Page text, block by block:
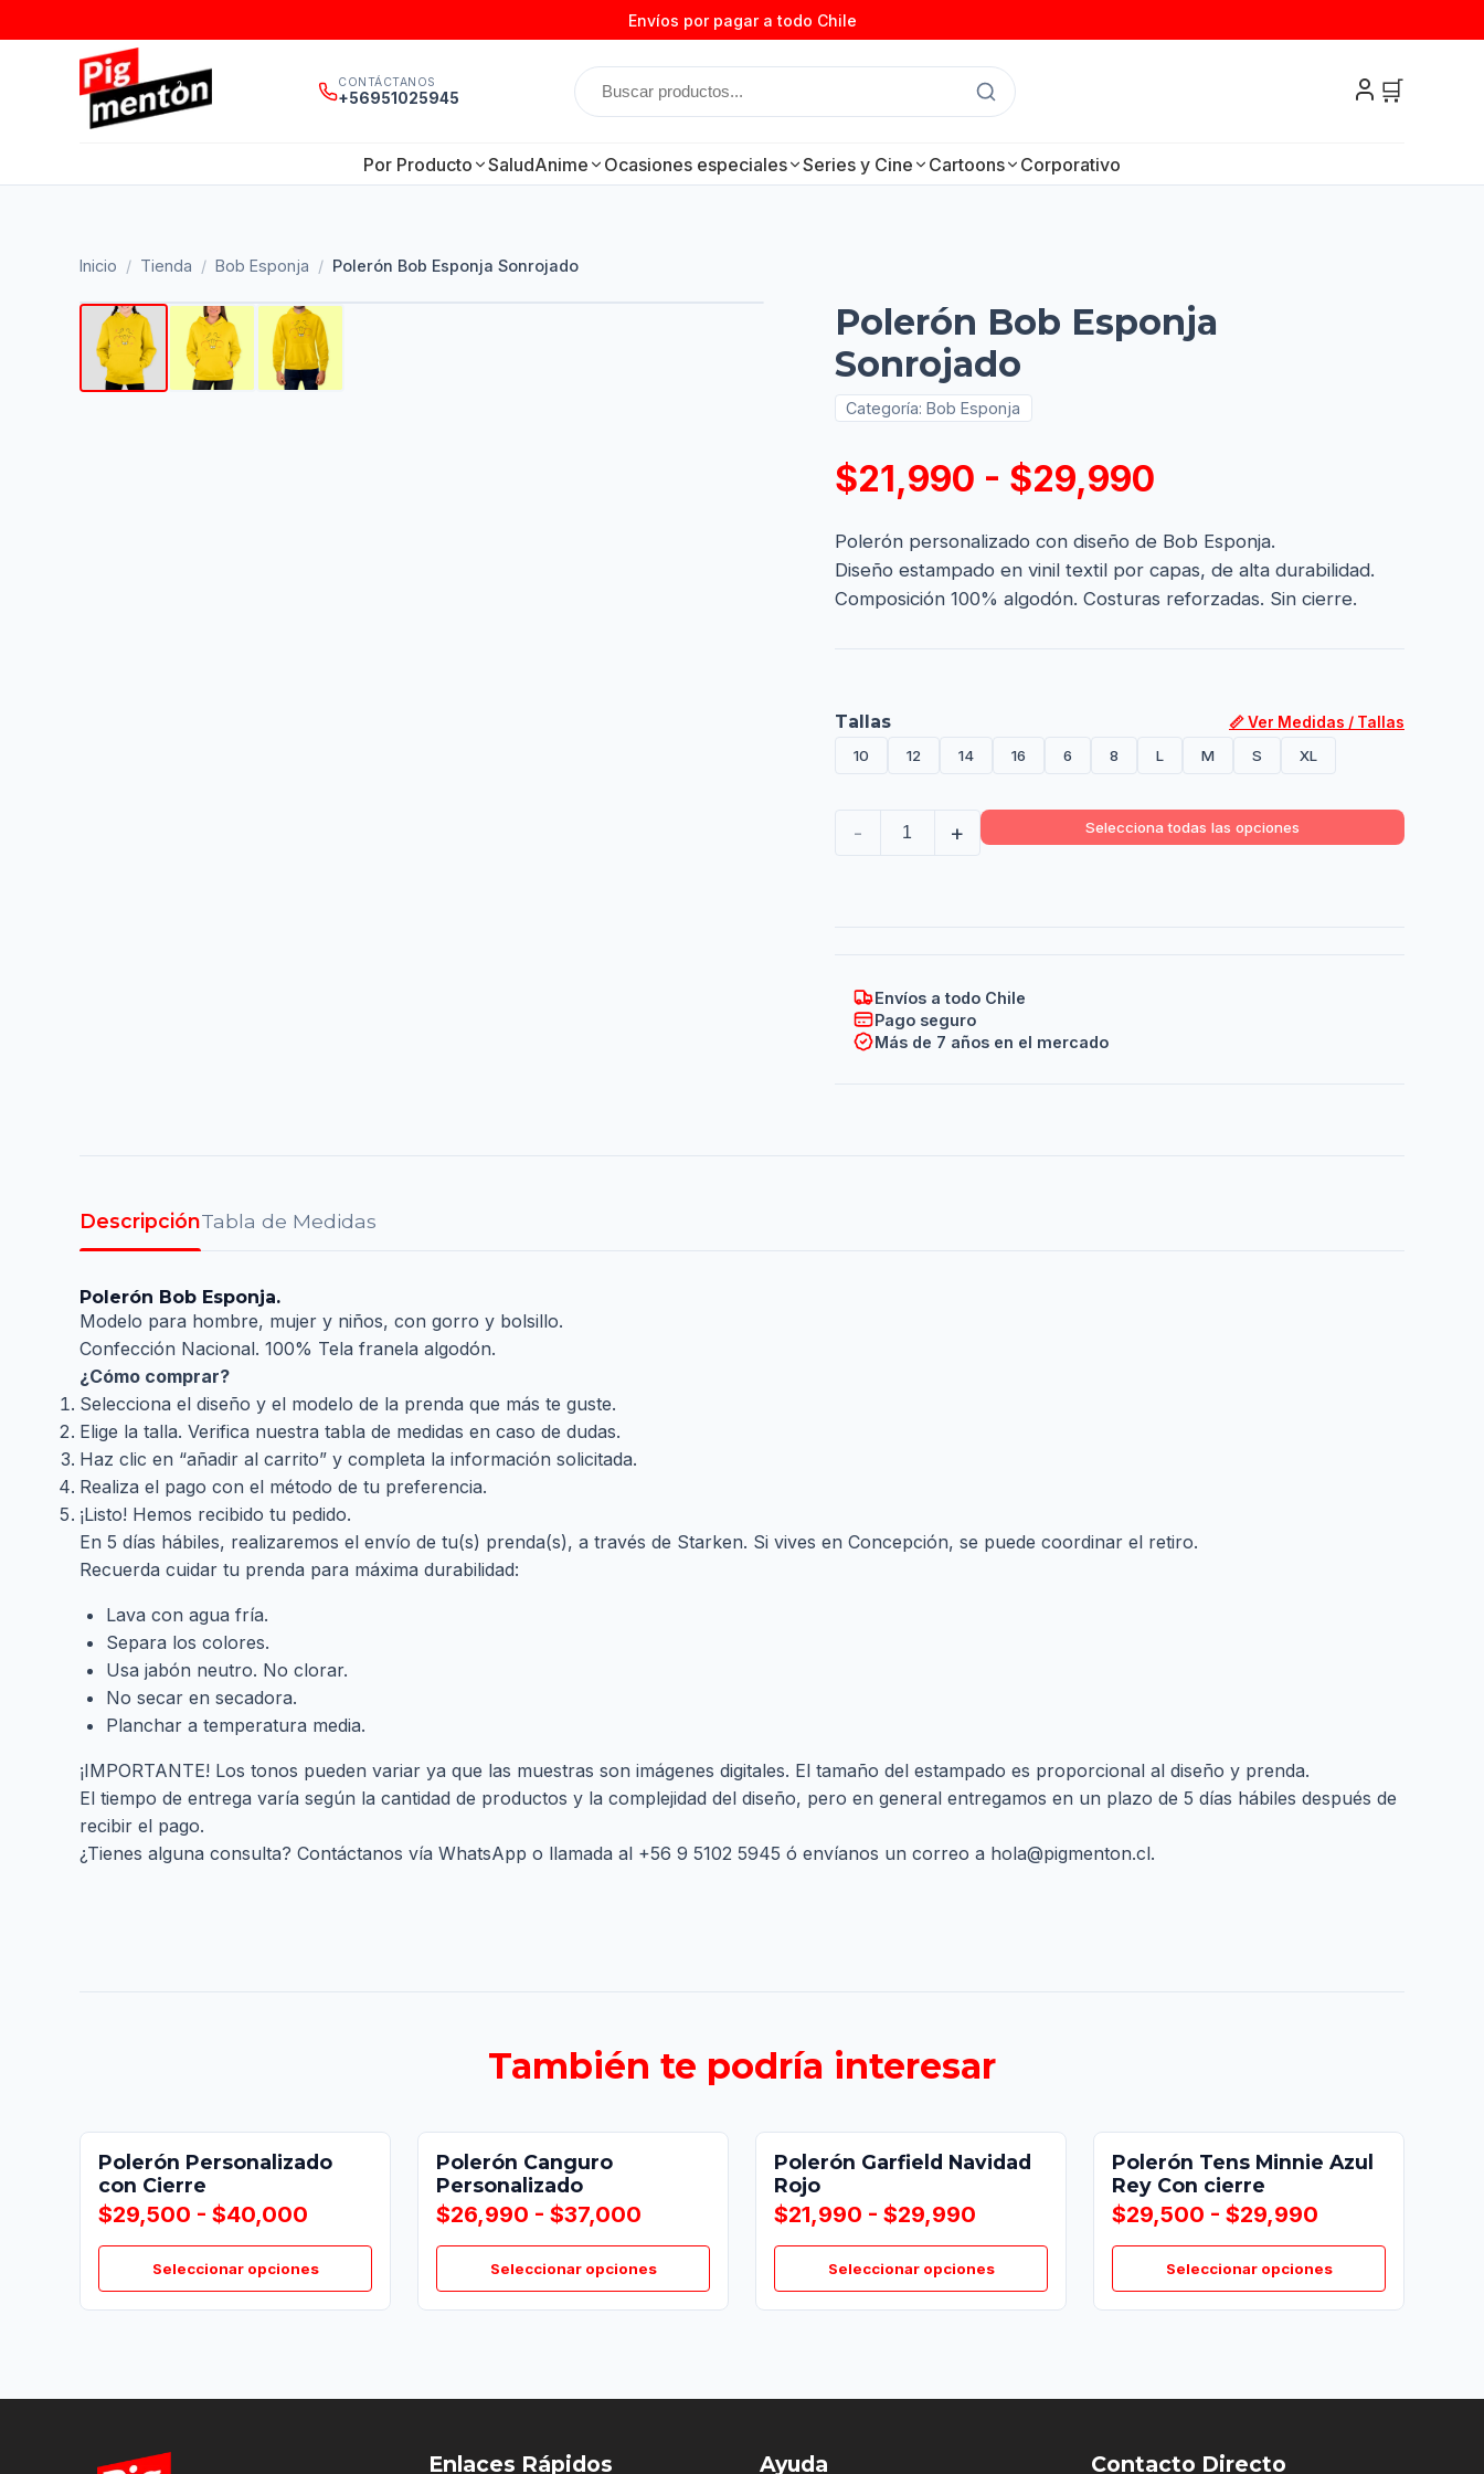
Envíos por pagar a todo Chile
CONTÁCTANOS
+56951025945 🛒
Por Producto SaludAnime Ocasiones especiales Series y Cine Cartoons Corporativo
Inicio / Tienda / Bob Esponja / Polerón Bob Esponja Sonrojado
Polerón Bob Esponja
Sonrojado
Categoría:Bob Esponja
$21,990 - $29,990
Polerón personalizado con diseño de Bob Esponja.
Diseño estampado en vinil textil por capas, de alta durabilidad.
Composición 100% algodón. Costuras reforzadas. Sin cierre.
Tallas
📏 Ver Medidas / Tallas
10
12 14 16 6 8 L M S XL
- + Selecciona todas las opciones
Envíos a todo Chile
Pago seguro
Más de 7 años en el mercado
DescripciónTabla de Medidas
Polerón Bob Esponja.
Modelo para hombre, mujer y niños, con gorro y bolsillo.
Confección Nacional. 100% Tela franela algodón.
¿Cómo comprar?
Selecciona el diseño y el modelo de la prenda que más te guste.
Elige la talla. Verifica nuestra tabla de medidas en caso de dudas.
Haz clic en “añadir al carrito” y completa la información solicitada.
Realiza el pago con el método de tu preferencia.
¡Listo! Hemos recibido tu pedido.
En 5 días hábiles, realizaremos el envío de tu(s) prenda(s), a través de Starken. Si vives en Concepción, se puede coordinar el retiro.
Recuerda cuidar tu prenda para máxima durabilidad:
Lava con agua fría.
Separa los colores.
Usa jabón neutro. No clorar.
No secar en secadora.
Planchar a temperatura media.
¡IMPORTANTE! Los tonos pueden variar ya que las muestras son imágenes digitales. El tamaño del estampado es proporcional al diseño y prenda.
El tiempo de entrega varía según la cantidad de productos y la complejidad del diseño, pero en general entregamos en un plazo de 5 días hábiles después de
recibir el pago.
¿Tienes alguna consulta? Contáctanos vía WhatsApp o llamada al +56 9 5102 5945 ó envíanos un correo a hola@pigmenton.cl.
También te podría interesar
Polerón Personalizado
con Cierre
$29,500 - $40,000
Seleccionar opciones
Polerón Canguro
Personalizado
$26,990 - $37,000
Seleccionar opciones
Polerón Garfield Navidad
Rojo
$21,990 - $29,990
Seleccionar opciones
Polerón Tens Minnie Azul
Rey Con cierre
$29,500 - $29,990
Seleccionar opciones
Enlaces Rápidos Ayuda Contacto Directo